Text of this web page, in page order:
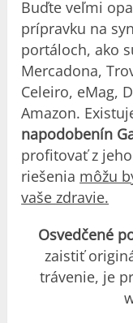
Buďte veľmi
prípravku na
portáloch, ako
Mercadona,
Celeiro, eMag,
Amazon.
napodobenín
profitovať z
riešenia môžu
vaše zdravie.
Osvedčené
zaistiť
trávenie, je